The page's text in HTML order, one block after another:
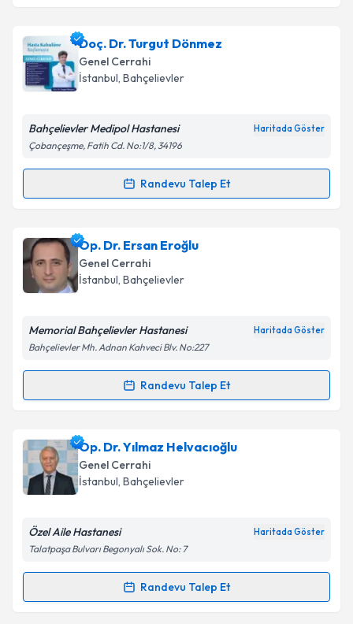
Op. Dr. Ramazan Atalayiçin randevu takvimi talebi
oluşturun. Size bu uzmandan randevu almanız için bir
takvim hazırlandığında e-posta ile bilgilendireceğiz.
Kişisel verilerimin işlenmesine ilişkin
Metni'ni okudum ve kişisel verilerimin belirtilen
Takvim Talebini Gönder
Doç. Dr. Turgut Dönmez
Genel Cerrahi
İstanbul, Bahçelievler
Bahçelievler Medipol Hastanesi Haritada Göster
Çobançeşme, Fatih Cd. No:1/8, 34196
Randevu Talep Et
Randevu Takvimi Talebi
Doç. Dr. Turgut Dönmeziçin randevu takvimi talebi
oluşturun. Size bu uzmandan randevu almanız için bir
takvim hazırlandığında e-posta ile bilgilendireceğiz.
Kişisel verilerimin işlenmesine ilişkin
Metni'ni okudum ve kişisel verilerimin belirtilen
Takvim Talebini Gönder
Op. Dr. Ersan Eroğlu
Genel Cerrahi
İstanbul, Bahçelievler
Memorial Bahçelievler Hastanesi Haritada Göster
Bahçelievler Mh. Adnan Kahveci Blv. No:227
Randevu Talep Et
Randevu Takvimi Talebi
Op. Dr. Ersan Eroğlu için randevu takvimi talebi
oluşturun. Size bu uzmandan randevu almanız için bir
takvim hazırlandığında e-posta ile bilgilendireceğiz.
Kişisel verilerimin işlenmesine ilişkin
Metni'ni okudum ve kişisel verilerimin belirtilen
Op. Dr. Yılmaz Helvacıoğlu
Genel Cerrahi
İstanbul, Bahçelievler
Özel Aile Hastanesi Haritada Göster
Talatpaşa Bulvarı Begonyalı Sok. No: 7
Randevu Talep Et
Randevu Takvimi Talebi